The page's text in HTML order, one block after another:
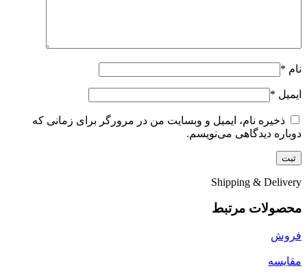
نام *
ایمیل *
ذخیره نام، ایمیل و وبسایت من در مرورگر برای زمانی که
دوباره دیدگاهی می‌نویسم.
Shipping & Delivery
محصولات مرتبط
فروش
مقایسه